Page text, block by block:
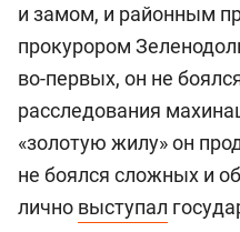
и замом, и районным
прокурором
во-первых, он не
расследования
«золотую жилу» он
не боялся сложных и
лично выступал